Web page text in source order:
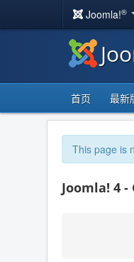
Joomla!®
首页 最新
This page is
Joomla! 4